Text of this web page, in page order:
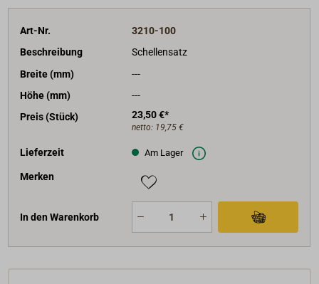
Art-Nr.
3210-100
Beschreibung
Schellensatz
Breite (mm)
---
Höhe (mm)
---
Preis (Stück)
23,50 €*
netto: 19,75 €
Lieferzeit Am Lager
Merken
In den Warenkorb